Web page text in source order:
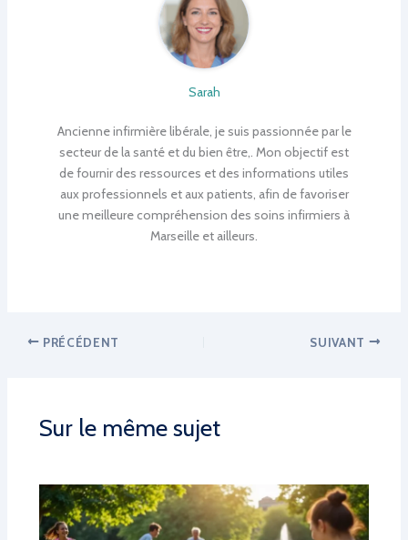
Sarah
Ancienne infirmière libérale, je suis passionnée par le
secteur de la santé et du bien être,. Mon objectif est
de fournir des ressources et des informations utiles
aux professionnels et aux patients, afin de favoriser
une meilleure compréhension des soins infirmiers à
Marseille et ailleurs.
PRÉCÉDENT SUIVANT
Sur le même sujet